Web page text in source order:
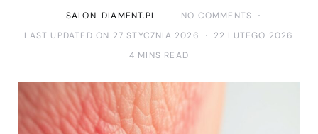
SALON-DIAMENT.PL
NO COMMENTS
LAST UPDATED ON 27 STYCZNIA 2026
22 LUTEGO 2026
4 MINS READ